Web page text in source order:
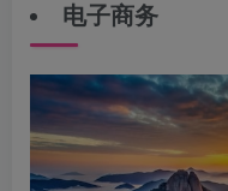
电子商务